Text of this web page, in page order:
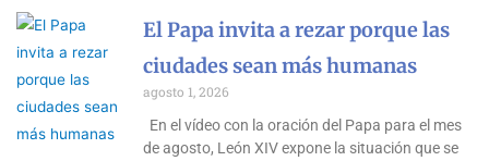
El Papa invita a rezar porque las
ciudades sean más humanas
agosto 1, 2026
En el vídeo con la oración del Papa para el mes
de agosto, León XIV expone la situación que se